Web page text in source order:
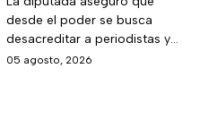
advertencia por la
libertad de expresión
desde el poder se busca
desacreditar a periodistas y
medios de comunicación.
05 agosto, 2026